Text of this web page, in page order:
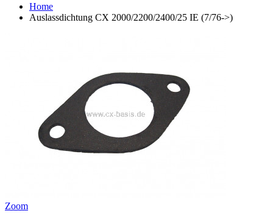
Home
Auslassdichtung CX 2000/2200/2400/25 IE (7/76->)
Zoom